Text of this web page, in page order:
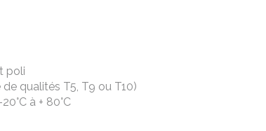
poli
qualités T5, T9 ou T10)
à + 80°C